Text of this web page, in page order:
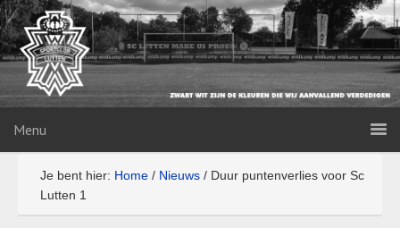
Menu
Je bent hier: Home / Nieuws / Duur puntenverlies voor Sc
Lutten 1